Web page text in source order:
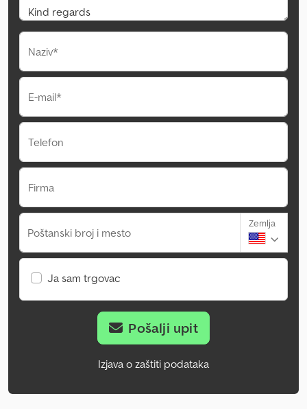
Naziv*
E-mail*
Telefon
Firma
Poštanski broj i mesto
Zemlja
Ja sam trgovac
Pošalji upit
Izjava o zaštiti podataka